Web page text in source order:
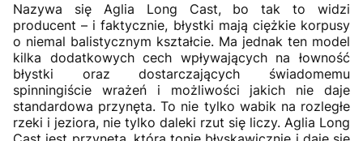
Nazywa się Aglia Long Cast, bo tak to widzi
producent – i faktycznie, błystki mają ciężkie korpusy
o niemal balistycznym kształcie. Ma jednak ten model
kilka dodatkowych cech wpływających na łowność
błystki oraz dostarczających świadomemu
spinningiście wrażeń i możliwości jakich nie daje
standardowa przynęta. To nie tylko wabik na rozległe
rzeki i jeziora, nie tylko daleki rzut się liczy. Aglia Long